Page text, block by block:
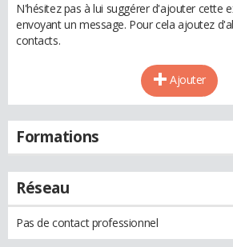
N'hésitez pas à lui suggérer d'ajouter cette
envoyant un message. Pour cela ajoutez
contacts.
Ajouter
Formations
Réseau
Pas de contact professionnel